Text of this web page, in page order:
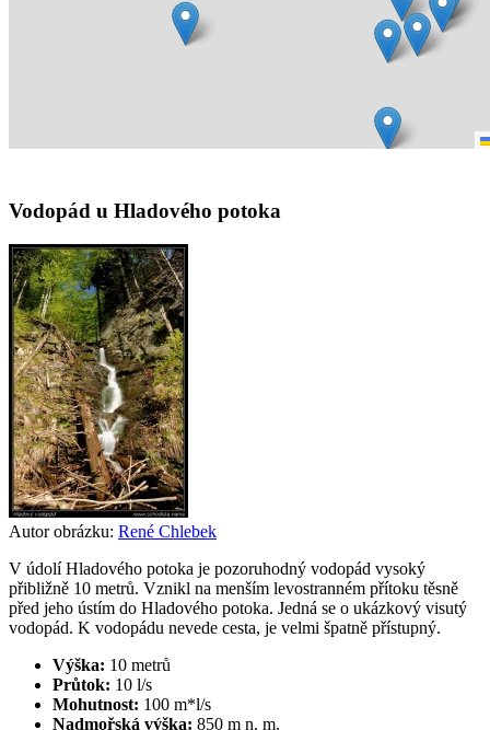
Vodopád u Hladového potoka
Autor obrázku: René Chlebek
V údolí Hladového potoka je pozoruhodný vodopád vysoký
přibližně 10 metrů. Vznikl na menším levostranném přítoku těsně
před jeho ústím do Hladového potoka. Jedná se o ukázkový visutý
vodopád. K vodopádu nevede cesta, je velmi špatně přístupný.
Výška: 10 metrů
Průtok: 10 l/s
Mohutnost: 100 m*l/s
Nadmořská výška: 850 m n. m.